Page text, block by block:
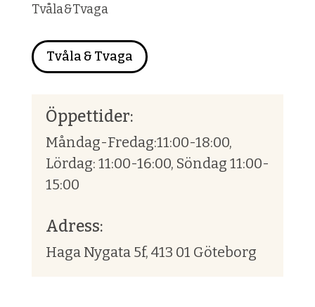
Tvåla&Tvaga
Tvåla & Tvaga
Öppettider:
Måndag-Fredag:11:00-18:00,
Lördag: 11:00-16:00, Söndag 11:00-
15:00
Adress:
Haga Nygata 5f, 413 01 Göteborg